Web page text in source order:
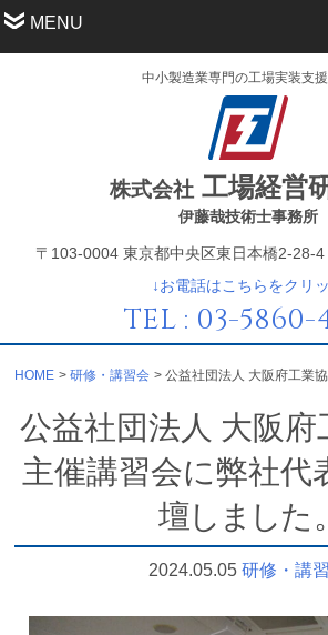
MENU
中小製造業専門の工場実装支
株式会社工場経営
伊藤哉技術士事務所
〒103-0004 東京都中央区東日本橋2-28-
↓お電話はこちらをクリ
TEL : 03-5860-
HOME 研修・講習会
公益社団法人 大阪府
主催講習会に弊社代
壇し ま した 。
2024.05.05 研修・講